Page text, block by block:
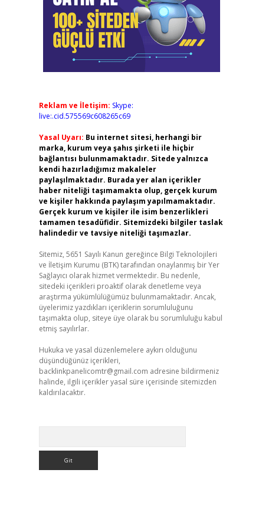
Reklam ve İletişim: Skype:
live:.cid.575569c608265c69
Yasal Uyarı: Bu internet sitesi, herhangi bir
marka, kurum veya şahıs şirketi ile hiçbir
bağlantısı bulunmamaktadır. Sitede yalnızca
kendi hazırladığımız makaleler
paylaşılmaktadır. Burada yer alan içerikler
haber niteliği taşımamakta olup, gerçek kurum
ve kişiler hakkında paylaşım yapılmamaktadır.
Gerçek kurum ve kişiler ile isim benzerlikleri
tamamen tesadüfidir. Sitemizdeki bilgiler taslak
halindedir ve tavsiye niteliği taşımazlar.
Sitemiz, 5651 Sayılı Kanun gereğince Bilgi Teknolojileri
ve İletişim Kurumu (BTK) tarafından onaylanmış bir Yer
Sağlayıcı olarak hizmet vermektedir. Bu nedenle,
sitedeki içerikleri proaktif olarak denetleme veya
araştırma yükümlülüğümüz bulunmamaktadır. Ancak,
üyelerimiz yazdıkları içeriklerin sorumluluğunu
taşımakta olup, siteye üye olarak bu sorumluluğu kabul
etmiş sayılırlar.
Hukuka ve yasal düzenlemelere aykırı olduğunu
düşündüğünüz içerikleri,
backlinkpanelicomtr@gmail.com adresine bildirmeniz
halinde, ilgili içerikler yasal süre içerisinde sitemizden
kaldırılacaktır.